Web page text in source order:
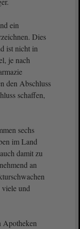
ein
Dies
ist nicht in
je nach
den Abschluss
schaffen,
sechs
im Land
damit zu
an
und
Apotheken